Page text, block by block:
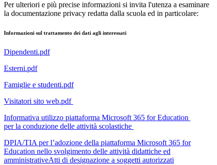
Per ulteriori e più precise informazioni si invita l'utenza a esaminare
la documentazione privacy redatta dalla scuola ed in particolare:
Informazioni sul trattamento dei dati agli interessati
Dipendenti.pdf
Esterni.pdf
Famiglie e studenti.pdf
Visitatori sito web.pdf
Informativa utilizzo piattaforma Microsoft 365 for Education
per la conduzione delle attività scolastiche
DPIA/TIA per l’adozione della piattaforma Microsoft 365 for
Education nello svolgimento delle attività didattiche ed
amministrativeAtti di designazione a soggetti autorizzati